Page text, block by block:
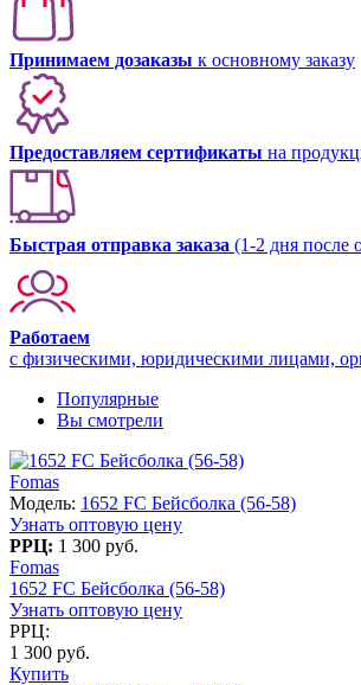
Принимаем дозаказы к основному заказу
Предоставляем сертификаты на
Быстрая отправка заказа (1-2 дня после
Работаем
с физическими, юридическими лицами,
Популярные
Вы смотрели
Fomas
Модель: 1652 FC Бейсболка (56-58)
Узнать оптовую цену
РРЦ: 1 300 руб.
Fomas
1652 FC Бейсболка (56-58)
Узнать оптовую цену
РРЦ:
1 300 руб.
Купить